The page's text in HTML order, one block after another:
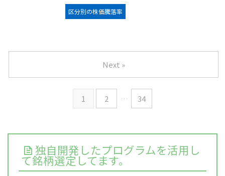
区分別の株価騰落率
1 2 … 34
Next »
独自開発したプログラムを活用し
て銘柄選定してます。